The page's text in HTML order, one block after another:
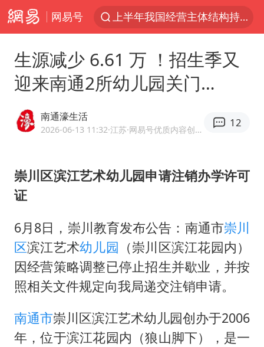
网易号
上半年我国经营主体结构持续优化
杭州机场已取消航班388架次
中国籍豪华游艇富商之子在泰国被杀
美将每月供乌爱国者拦截导弹
10余省份将出现强风雨 局地特大暴雨
世界第1特鲁姆普斯诺克中国赛一轮游
中国第1高楼阻尼器摆动明显
新疆一婚礼线上邀请引热议
《龙餐馆》 冲奖
生源减少 6.61 万 ！招生季又
迎来南通2所幼儿园关门…
南通濠生活
2026-06-13 11:32·江苏 ·网易号优质内容创作者
12
崇川区滨江艺术幼儿园申请注销办学许可
证
6月8日，崇川教育发布公告：南通市崇川
区滨江艺术幼儿园 （崇川区滨江花园内）
因经营策略调整已停止招生并歇业，并按
照相关文件规定向我局递交注销申请。
南通市崇川区滨江艺术幼儿园创办于2006
年，位于滨江花园内（狼山脚下），是一